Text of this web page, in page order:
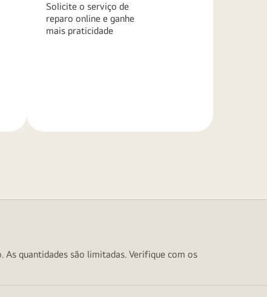
Solicite o serviço de
reparo online e ganhe
mais praticidade
quantidades são limitadas. Verifique com os